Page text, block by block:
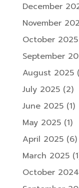
December
November
October 2025
September
August 2025
July 2025(2)
June 2025(1)
May 2025(1)
April 2025(6)
March 2025
October 2024